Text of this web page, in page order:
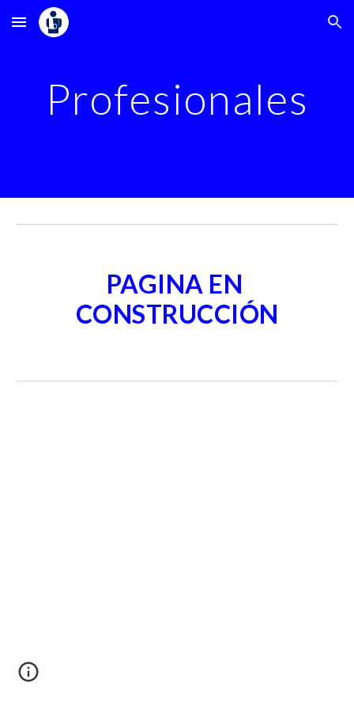
Skip to main content Skip to navigation
Profesionales
PAGINA EN
CONSTRUCCIÓN